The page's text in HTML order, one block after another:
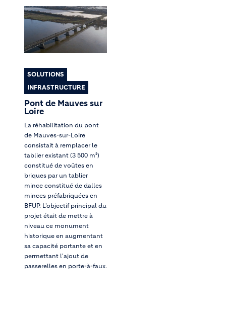
SOLUTIONS
INFRASTRUCTURE
Pont de Mauves sur
Loire
La réhabilitation du pont
de Mauves-sur-Loire
consistait à remplacer le
tablier existant (3 500 m²)
constitué de voûtes en
briques par un tablier
mince constitué de dalles
minces préfabriquées en
BFUP. L'objectif principal du
projet était de mettre à
niveau ce monument
historique en augmentant
sa capacité portante et en
permettant l'ajout de
passerelles en porte-à-faux.